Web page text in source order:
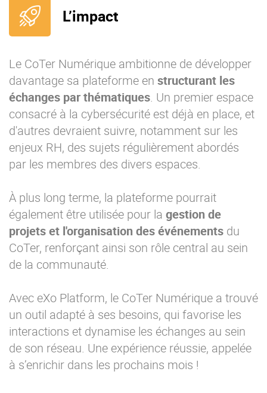
L’impact
Le CoTer Numérique ambitionne de développer
davantage sa plateforme en structurant les
échanges par thématiques. Un premier espace
consacré à la cybersécurité est déjà en place, et
d'autres devraient suivre, notamment sur les
enjeux RH, des sujets régulièrement abordés
par les membres des divers espaces.
À plus long terme, la plateforme pourrait
également être utilisée pour la gestion de
projets et l'organisation des événements du
CoTer, renforçant ainsi son rôle central au sein
de la communauté.
Avec eXo Platform, le CoTer Numérique a trouvé
un outil adapté à ses besoins, qui favorise les
interactions et dynamise les échanges au sein
de son réseau. Une expérience réussie, appelée
à s’enrichir dans les prochains mois !